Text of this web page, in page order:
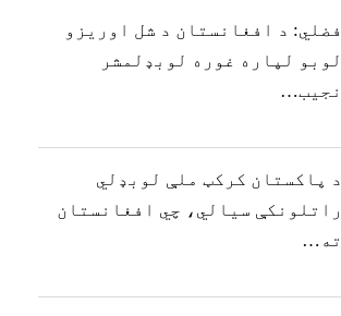
فضلي: د افغانستان د شل اوریزو
لوبو لپاره غوره لوبډلمشر
نجیب…
د پاکستان کرکټ ملې لوبډلي
راتلونکې سیالي، چي افغانستان
ته…